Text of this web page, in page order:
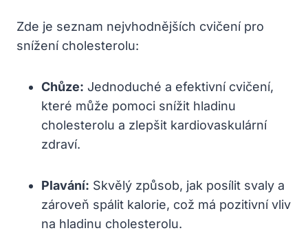
Zde je seznam nejvhodnějších cvičení pro
snížení cholesterolu:
Chůze: Jednoduché a efektivní cvičení,
které může pomoci snížit hladinu
cholesterolu a zlepšit kardiovaskulární
zdraví.
Plavání: Skvělý způsob, jak posílit svaly a
zároveň spálit kalorie, což má pozitivní vliv
na hladinu cholesterolu.